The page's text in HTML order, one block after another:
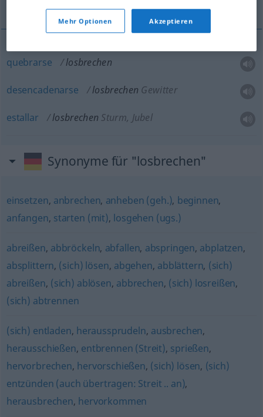
quebrarse losbrechen
desencadenarse losbrechen Gewitter
estallar losbrechen Sturm, Jubel
Synonyme für "losbrechen"
einsetzen, anbrechen, anheben (geh.), beginnen,
anfangen, starten (mit), losgehen (ugs.)
abreißen, abbröckeln, abfallen, abspringen, abplatzen,
absplittern, (sich) lösen, abgehen, abblättern, (sich)
abreißen, (sich) ablösen, abbrechen, (sich) losreißen,
(sich) abtrennen
(sich) entladen, heraussprudeln, ausbrechen,
herausschießen, entbrennen (Streit), sprießen,
hervorbrechen, hervorschießen, (sich) lösen, (sich)
entzünden (auch übertragen: Streit .. an),
herausbrechen, hervorkommen
Mehr Optionen Akzeptieren